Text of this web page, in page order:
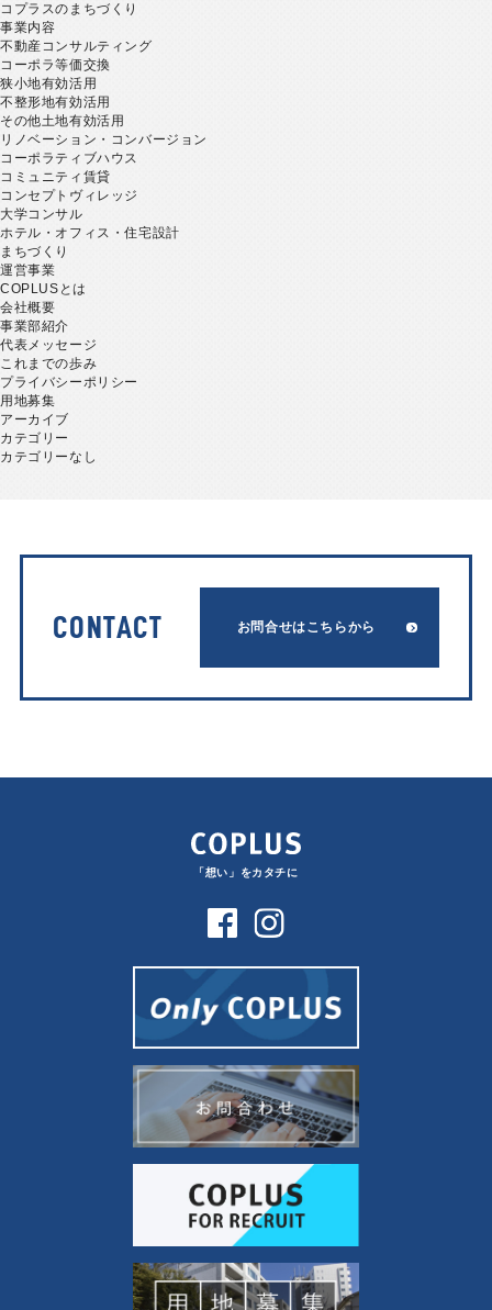
コプラスのまちづくり
事業内容
不動産コンサルティング
コーポラ等価交換
狭小地有効活用
不整形地有効活用
その他土地有効活用
リノベーション・コンバージョン
コーポラティブハウス
コミュニティ賃貸
コンセプトヴィレッジ
大学コンサル
ホテル・オフィス・住宅設計
まちづくり
運営事業
COPLUSとは
会社概要
事業部紹介
代表メッセージ
これまでの歩み
プライバシーポリシー
用地募集
アーカイブ
カテゴリー
カテゴリーなし
CONTACT お問合せはこちらから
「想い」をカタチに